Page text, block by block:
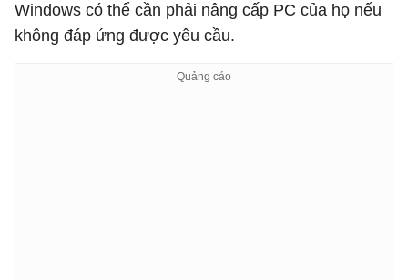
Windows có thể cần phải nâng cấp PC của họ nếu
không đáp ứng được yêu cầu.